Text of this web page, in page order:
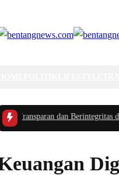
dan Berintegritas